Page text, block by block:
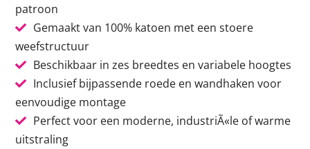
patroon
Gemaakt van 100% katoen met een stoere
weefstructuur
Beschikbaar in zes breedtes en variabele hoogtes
Inclusief bijpassende roede en wandhaken voor
eenvoudige montage
Perfect voor een moderne, industriÃ«le of warme
uitstraling